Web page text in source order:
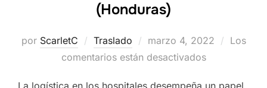
(Honduras)
por ScarletC Traslado
Publicado
el
marzo 4, 2022
Los
comentarios están desactivados